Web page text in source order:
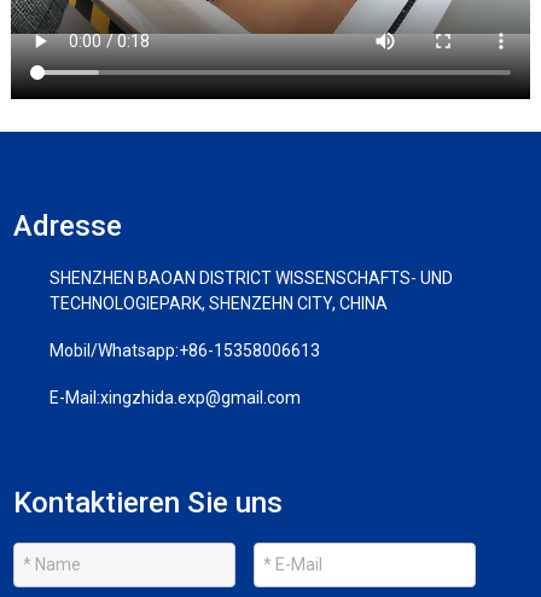
Adresse
SHENZHEN BAOAN DISTRICT WISSENSCHAFTS- UND
TECHNOLOGIEPARK, SHENZEHN CITY, CHINA
Mobil/Whatsapp:+86-15358006613
E-Mail:xingzhida.exp@gmail.com
Kontaktieren Sie uns